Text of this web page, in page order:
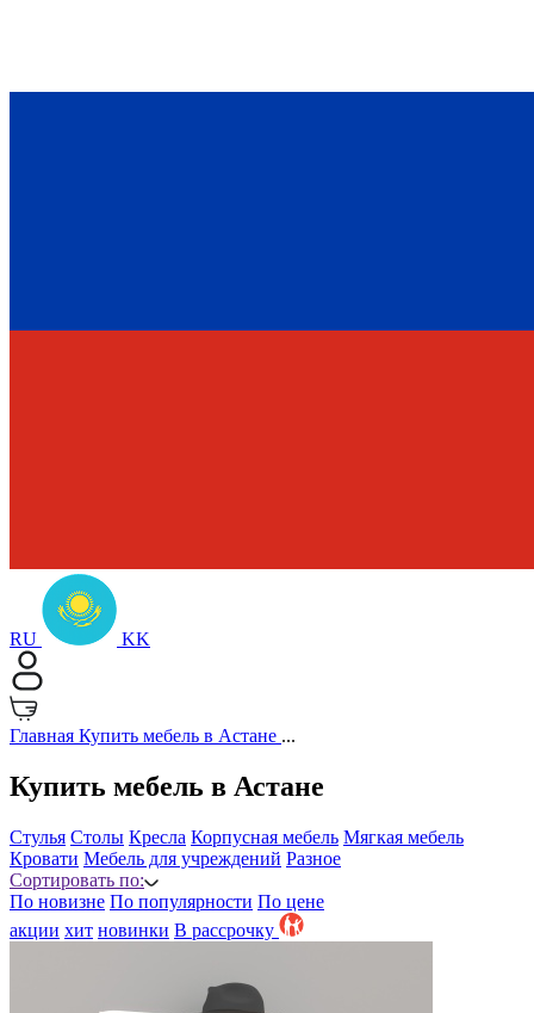
RU KK
Главная Купить мебель в Астане ...
Купить мебель в Астане
Стулья Столы Кресла Корпусная мебель Мягкая мебель
Кровати Мебель для учреждений Разное
Сортировать по:
По новизне По популярности По цене
акции хит новинки B рассрочку